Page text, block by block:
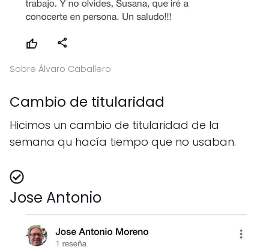
Sobre Álvaro Caballero
Cambio de titularidad
Hicimos un cambio de titularidad de la
semana qu hacía tiempo que no usaban.
Jose Antonio